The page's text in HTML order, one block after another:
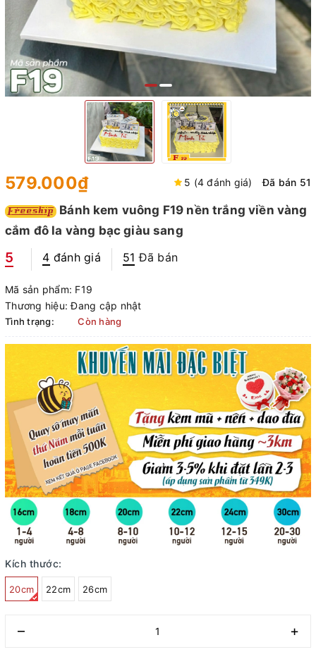
579.000₫ 5 (4 đánh giá) Đã bán 51
Bánh kem vuông F19 nền trắng viền vàng
cắm đô la vàng bạc giàu sang
5 4 đánh giá 51 Đã bán
Mã sản phẩm: F19
Thương hiệu: Đang cập nhật
Tình trạng: Còn hàng
Kích thước:
20cm 22cm 26cm
– +